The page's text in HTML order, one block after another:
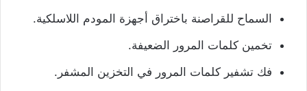
السماح للقراصنة باختراق أجهزة المودم اللاسلكية.
تخمين كلمات المرور الضعيفة.
فك تشفير كلمات المرور في التخزين المشفر.